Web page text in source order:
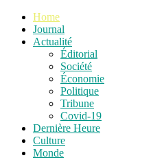
Home
Journal
Actualité
Éditorial
Société
Économie
Politique
Tribune
Covid-19
Dernière Heure
Culture
Monde